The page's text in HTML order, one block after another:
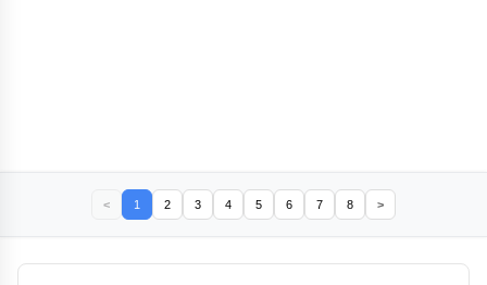
< 1 2 3 4 5 6 7 8 >